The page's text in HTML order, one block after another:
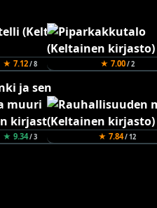
★ 7.12/ 8 ★ 7.00/ 2
★ 9.34/ 3 ★ 7.84/ 12